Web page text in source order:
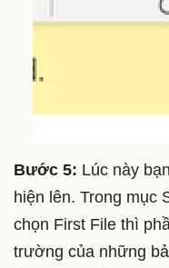
Bước 5: Lúc này
hiện lên. Trong mục
chọn First File thì
trường của những